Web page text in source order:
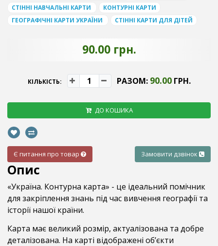
СТІННІ НАВЧАЛЬНІ КАРТИ
КОНТУРНІ КАРТИ
ГЕОГРАФІЧНІ КАРТИ УКРАЇНИ
СТІННІ КАРТИ ДЛЯ ДІТЕЙ
90.00 грн.
КІЛЬКІСТЬ: РАЗОМ: 90.00ГРН.
ДО КОШИКА
Є питання про товар Замовити дзвінок
Опис
«Україна. Контурна карта» - це ідеальний помічник
для закріплення знань під час вивчення географії та
історії нашої країни.
Карта має великий розмір, актуалізована та добре
деталізована. На карті відображені об’єкти